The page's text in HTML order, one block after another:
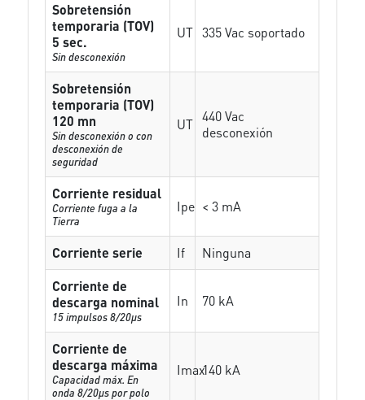
Sobretensión
temporaria (TOV)
5 sec.
Sin desconexión
UT 335 Vac soportado
Sobretensión
temporaria (TOV)
120 mn
Sin desconexión o con
desconexión de
seguridad
UT 440 Vac
desconexión
Corriente residual
Corriente fuga a la
Tierra
Ipe < 3 mA
Corriente serie If
Ninguna
Corriente de
descarga nominal
15 impulsos 8/20µs
In 70 kA
Corriente de
descarga máxima
Capacidad máx. En
onda 8/20µs por polo
Imax140 kA